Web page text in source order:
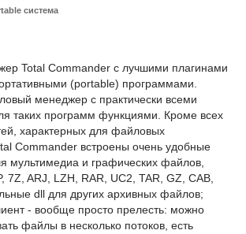
система
Total Commander с лучшими плагинами
(portable) программами.
менеджер с практически всеми
таких программ функциями. Кроме всех
характерных для файловых
Commander встроены очень удобные
мультимедиа и графических файлов,
7Z, ARJ, LZH, RAR, UC2, TAR, GZ, CAB,
dll для других архивных файлов;
- вообще просто прелесть: можно
файлы в несколько потоков, есть